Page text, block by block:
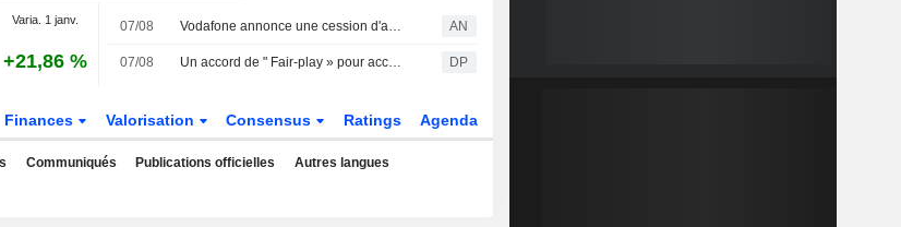
Varia. 1 janv.
+21,86 %
07/08 Vodafone annonce une cession d'actions par le directeur général de Vodacom AN
07/08 Un accord de " Fair-play » pour accélérer le déploiement d'Internet DP
Finances Valorisation Consensus Ratings Agenda
Communiqués Publications officielles Autres langues